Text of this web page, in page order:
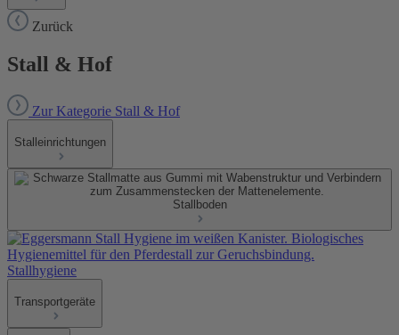
Zurück
Stall & Hof
Zur Kategorie Stall & Hof
Stalleinrichtungen
Stallboden
Stallhygiene
Transportgeräte